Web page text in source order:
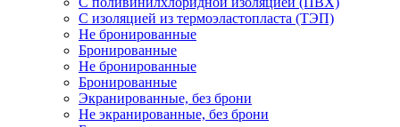
С изоляцией из термоэластопласта (ТЭП)
Не бронированные
Бронированные
Не бронированные
Бронированные
Экранированные, без брони
Не экранированные, без брони